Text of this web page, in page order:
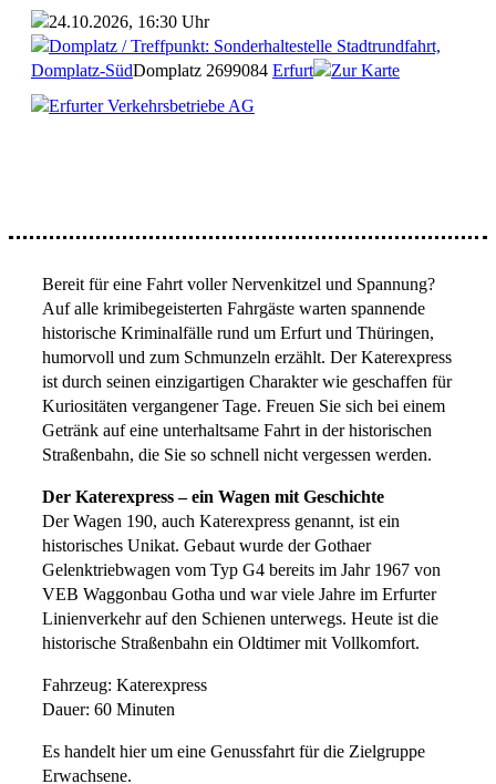
24.10.2026, 16:30 Uhr
Domplatz / Treffpunkt: Sonderhaltestelle Stadtrundfahrt,
Domplatz-SüdDomplatz 2699084 Erfurt
Zur Karte
Erfurter Verkehrsbetriebe AG
Bereit für eine Fahrt voller Nervenkitzel und Spannung?
Auf alle krimibegeisterten Fahrgäste warten spannende
historische Kriminalfälle rund um Erfurt und Thüringen,
humorvoll und zum Schmunzeln erzählt. Der Katerexpress
ist durch seinen einzigartigen Charakter wie geschaffen für
Kuriositäten vergangener Tage. Freuen Sie sich bei einem
Getränk auf eine unterhaltsame Fahrt in der historischen
Straßenbahn, die Sie so schnell nicht vergessen werden.
Der Katerexpress – ein Wagen mit Geschichte
Der Wagen 190, auch Katerexpress genannt, ist ein
historisches Unikat. Gebaut wurde der Gothaer
Gelenktriebwagen vom Typ G4 bereits im Jahr 1967 von
VEB Waggonbau Gotha und war viele Jahre im Erfurter
Linienverkehr auf den Schienen unterwegs. Heute ist die
historische Straßenbahn ein Oldtimer mit Vollkomfort.
Fahrzeug: Katerexpress
Dauer: 60 Minuten
Es handelt hier um eine Genussfahrt für die Zielgruppe
Erwachsene.